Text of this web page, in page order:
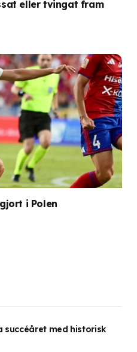
eller tvingat fram
i Polen
succéåret med historisk